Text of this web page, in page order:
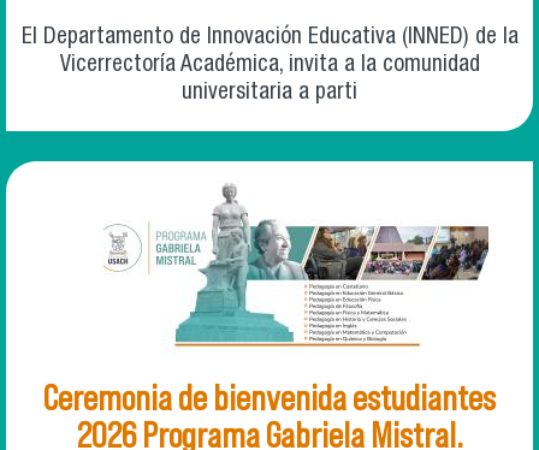
El Departamento de Innovación Educativa (INNED) de la
Vicerrectoría Académica, invita a la comunidad
universitaria a parti
Ceremonia de bienvenida estudiantes
2026 Programa Gabriela Mistral.